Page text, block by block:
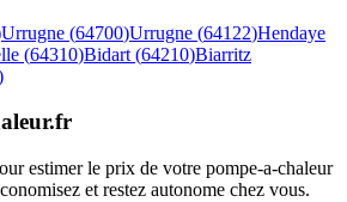
Urrugne (64700)Urrugne (64122)Hendaye
(64310)Bidart (64210)Biarritz
.fr
estimer le prix de votre pompe-a-chaleur
et restez autonome chez vous.